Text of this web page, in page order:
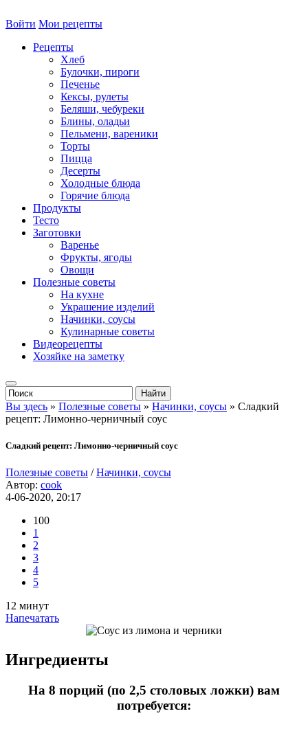
Войти Мои рецепты
Рецепты
Хлеб
Булочки, пироги
Печенье
Кексы, рулеты
Беляши, чебуреки
Блины, оладьи
Пельмени, вареники
Торты
Пицца
Десерты
Холодные блюда
Горячие блюда
Продукты
Тесто
Заготовки
Варенье
Фрукты, ягоды
Овощи
Полезные советы
На кухне
Украшение изделий
Начинки, соусы
Кулинарные советы
Видеорецепты
Хозяйке на заметку
Вы здесь » Полезные советы » Начинки, соусы » Сладкий
рецепт: Лимонно-черничный соус
Сладкий рецепт: Лимонно-черничный соус
Полезные советы /Начинки, соусы
Автор: cook
4-06-2020, 20:17
100
1
2
3
4
5
12 минут
Напечатать
Ингредиенты
На 8 порций (по 2,5 столовых ложки) вам
потребуется: